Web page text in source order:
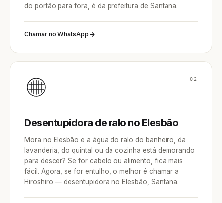
do portão para fora, é da prefeitura de Santana.
Chamar no WhatsApp
02
Desentupidora de ralo no Elesbão
Mora no Elesbão e a água do ralo do banheiro, da
lavanderia, do quintal ou da cozinha está demorando
para descer? Se for cabelo ou alimento, fica mais
fácil. Agora, se for entulho, o melhor é chamar a
Hiroshiro — desentupidora no Elesbão, Santana.